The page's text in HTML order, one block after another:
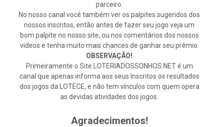
parceiro.
No nosso canal você também ver os palpites sugeridos dos
nossos inscritos, então antes de fazer seu jogo veja um
bom palpite no nosso site, ou nos comentários dos nossos
videos e tenha muito mais chances de ganhar seu prêmio.
OBSERVAÇÃO!
Primeiramente o Site LOTERIADOSSONHOS.NET é um
canal que apenas informa aos seus Inscritos os resultados
dos jogos da LOTECE, e não tem vínculos com quem opera
as devidas atividades dos jogos.
Agradecimentos!